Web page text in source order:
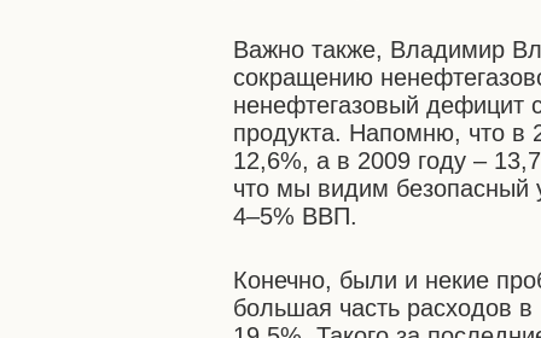
Важно также, Владимир
сокращению
ненефтегазовый дефицит
продукта. Напомню, что в
12,6%, а в 2009 году –
что мы видим безопасный
4–5% ВВП.
Конечно, были и некие
большая часть расходов